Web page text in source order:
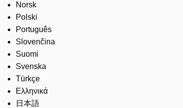
Norsk
Polski
Português
Slovenčina
Suomi
Svenska
Türkçe
Ελληνικά
日本語